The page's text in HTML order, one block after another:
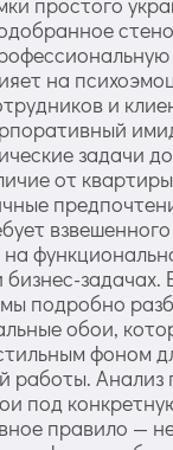
на
и
задачи
от
бизнес-задачах.
подробно
обои,
фоном
работы.
под
правило —